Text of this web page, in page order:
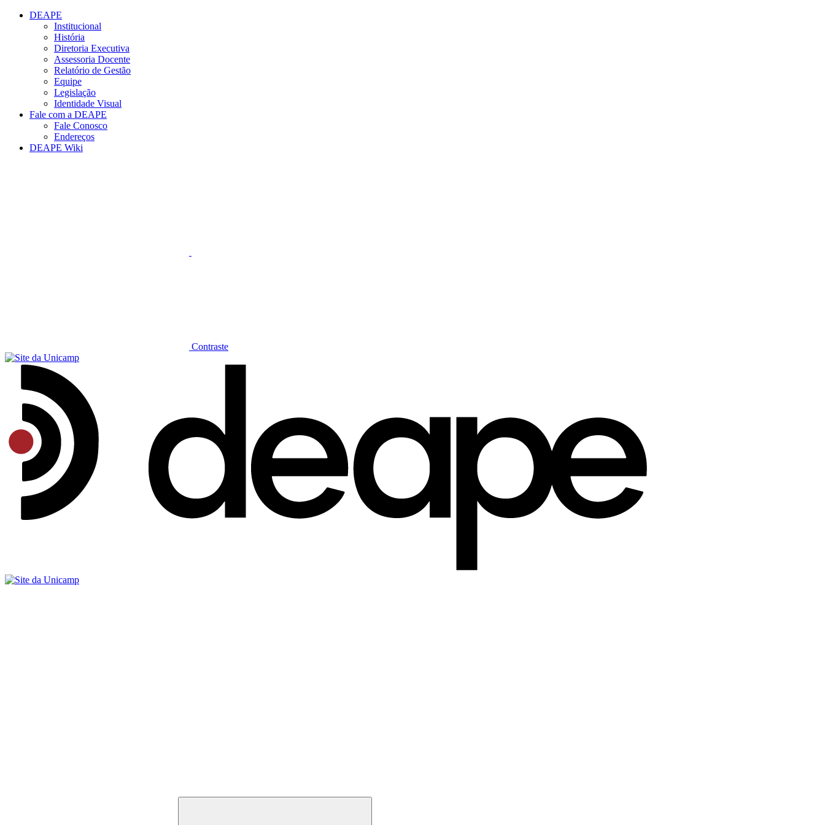
Conteúdo principal
DEAPE
Institucional
História
Diretoria Executiva
Assessoria Docente
Relatório de Gestão
Equipe
Legislação
Identidade Visual
Fale com a DEAPE
Fale Conosco
Endereços
DEAPE Wiki
Contraste